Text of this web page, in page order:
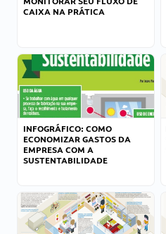
CAIXA NA PRÁTICA
INFOGRÁFICO: COMO
ECONOMIZAR GASTOS DA
EMPRESA COM A
SUSTENTABILIDADE